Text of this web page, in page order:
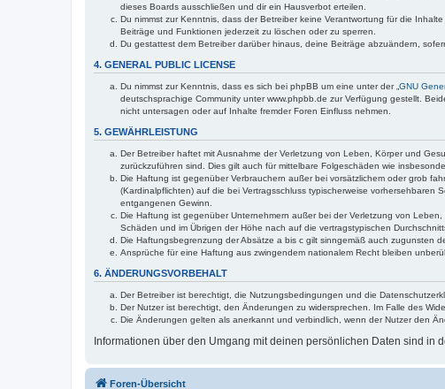
dieses Boards ausschließen und dir ein Hausverbot erteilen.
Du nimmst zur Kenntnis, dass der Betreiber keine Verantwortung für die
Beiträge und Funktionen jederzeit zu löschen oder zu sperren.
Du gestattest dem Betreiber darüber hinaus, deine Beiträge abzuändern,
4. GENERAL PUBLIC LICENSE
Du nimmst zur Kenntnis, dass es sich bei phpBB um eine unter der „ GNU
deutschsprachige Community unter www.phpbb.de zur Verfügung gestellt.
nicht untersagen oder auf Inhalte fremder Foren Einfluss nehmen.
5. GEWÄHRLEISTUNG
Der Betreiber haftet mit Ausnahme der Verletzung von Leben, Körper und
zurückzuführen sind. Dies gilt auch für mittelbare Folgeschäden wie
Die Haftung ist gegenüber Verbrauchern außer bei vorsätzlichem oder grob
(Kardinalpflichten) auf die bei Vertragsschluss typischerweise
entgangenen Gewinn.
Die Haftung ist gegenüber Unternehmern außer bei der Verletzung von
Schäden und im Übrigen der Höhe nach auf die vertragstypischen
Die Haftungsbegrenzung der Absätze a bis c gilt sinngemäß auch zugunsten
Ansprüche für eine Haftung aus zwingendem nationalem Recht bleiben
6. ÄNDERUNGSVORBEHALT
Der Betreiber ist berechtigt, die Nutzungsbedingungen und die
Der Nutzer ist berechtigt, den Änderungen zu widersprechen. Im Falle des
Die Änderungen gelten als anerkannt und verbindlich, wenn der Nutzer den
Informationen über den Umgang mit deinen persönlichen Daten sind in
Foren-Übersicht